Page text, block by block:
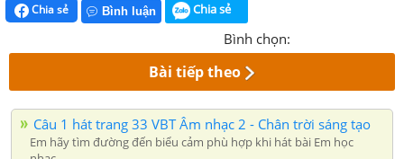
Chia sẻ Bình luận Chia sẻ
Bình chọn:
Bài tiếp theo
Câu 1 hát trang 33 VBT Âm nhạc 2 - Chân trời sáng tạo
Em hãy tìm đường đến biểu cảm phù hợp khi hát bài Em học